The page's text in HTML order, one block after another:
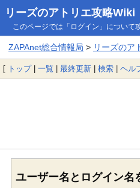
リーズのアトリエ攻略Wiki
このページでは「ログイン」について
ZAPAnet総合情報局 > リーズのア
[ トップ| 一覧 | 最終更新 | 検索 | ヘル
ユーザー名とログイン名